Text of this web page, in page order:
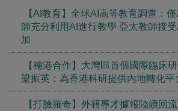
【AI教育】全球AI高等教育調查：
師充分利用AI進行教學 亞太教師接
加
【穗港合作】大灣區首個國際臨床
梁振英：為香港科研提供內地轉化平
【打臉羅奇】外籍專才據報陸續回